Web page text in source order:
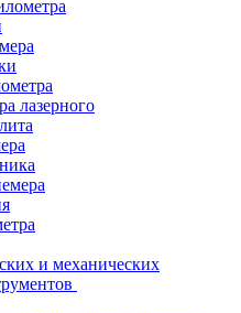
лазерного
и механических